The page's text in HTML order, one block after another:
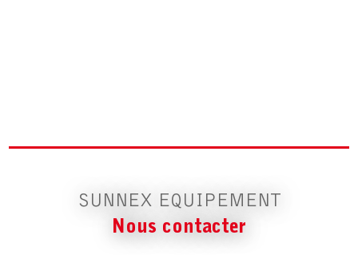
SUNNEX EQUIPEMENT
Nous contacter